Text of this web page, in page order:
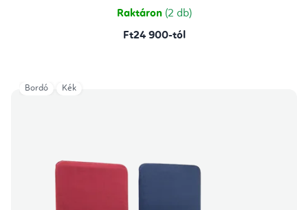
csillag.
Raktáron (2 db)
Ft24 900-tól
Bordó Kék